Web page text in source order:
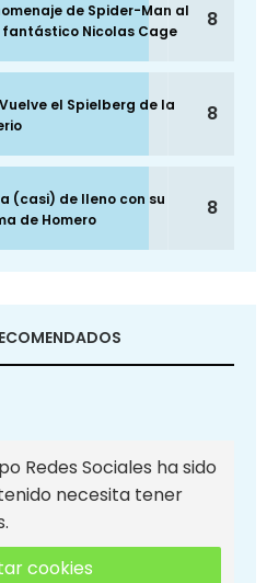
de Spider-Man al
fantástico Nicolas Cage
8
el Spielberg de la
8
(casi) de lleno con su
de Homero
8
Redes Sociales ha sido
necesita tener
cookies